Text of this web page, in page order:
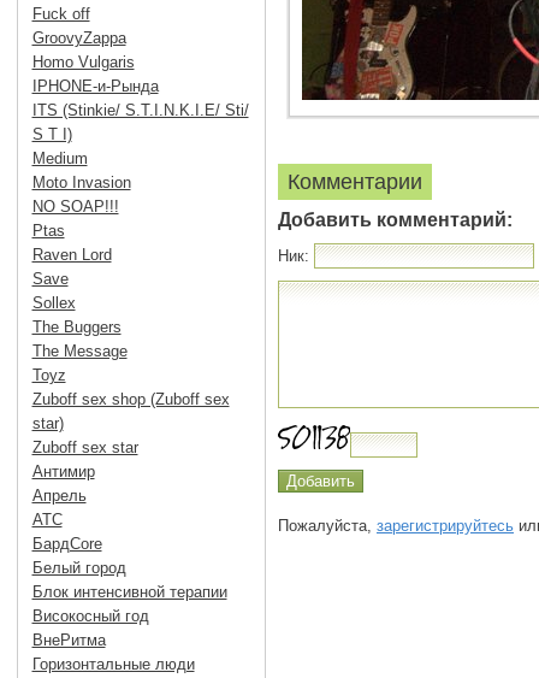
Комментарии
Добавить комментарий:
Ник:
Пожалуйста, зарегистрируйтесь
Fuck off
GroovyZappa
Homo Vulgaris
IPHONE-и-Рында
ITS (Stinkie/ S.T.I.N.K.I.E/ Sti/
S T I)
Medium
Moto Invasion
NO SOAP!!!
Ptas
Raven Lord
Save
Sollex
The Buggers
The Message
Toyz
Zuboff sex shop (Zuboff sex
star)
Zuboff sex star
Антимир
Апрель
АТС
БардCore
Белый город
Блок интенсивной терапии
Високосный год
ВнеРитма
Горизонтальные люди